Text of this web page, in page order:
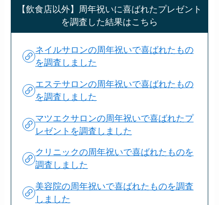
【飲食店以外】周年祝いに喜ばれたプレゼント
を調査した結果はこちら
ネイルサロンの周年祝いで喜ばれたもの
を調査しました
エステサロンの周年祝いで喜ばれたもの
を調査しました
マツエクサロンの周年祝いで喜ばれたプ
レゼントを調査しました
クリニックの周年祝いで喜ばれたものを
調査しました
美容院の周年祝いで喜ばれたものを調査
しました